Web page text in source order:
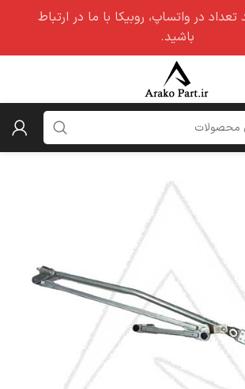
در واتساپ، روبیکا با ما در ارتباط
باشید.